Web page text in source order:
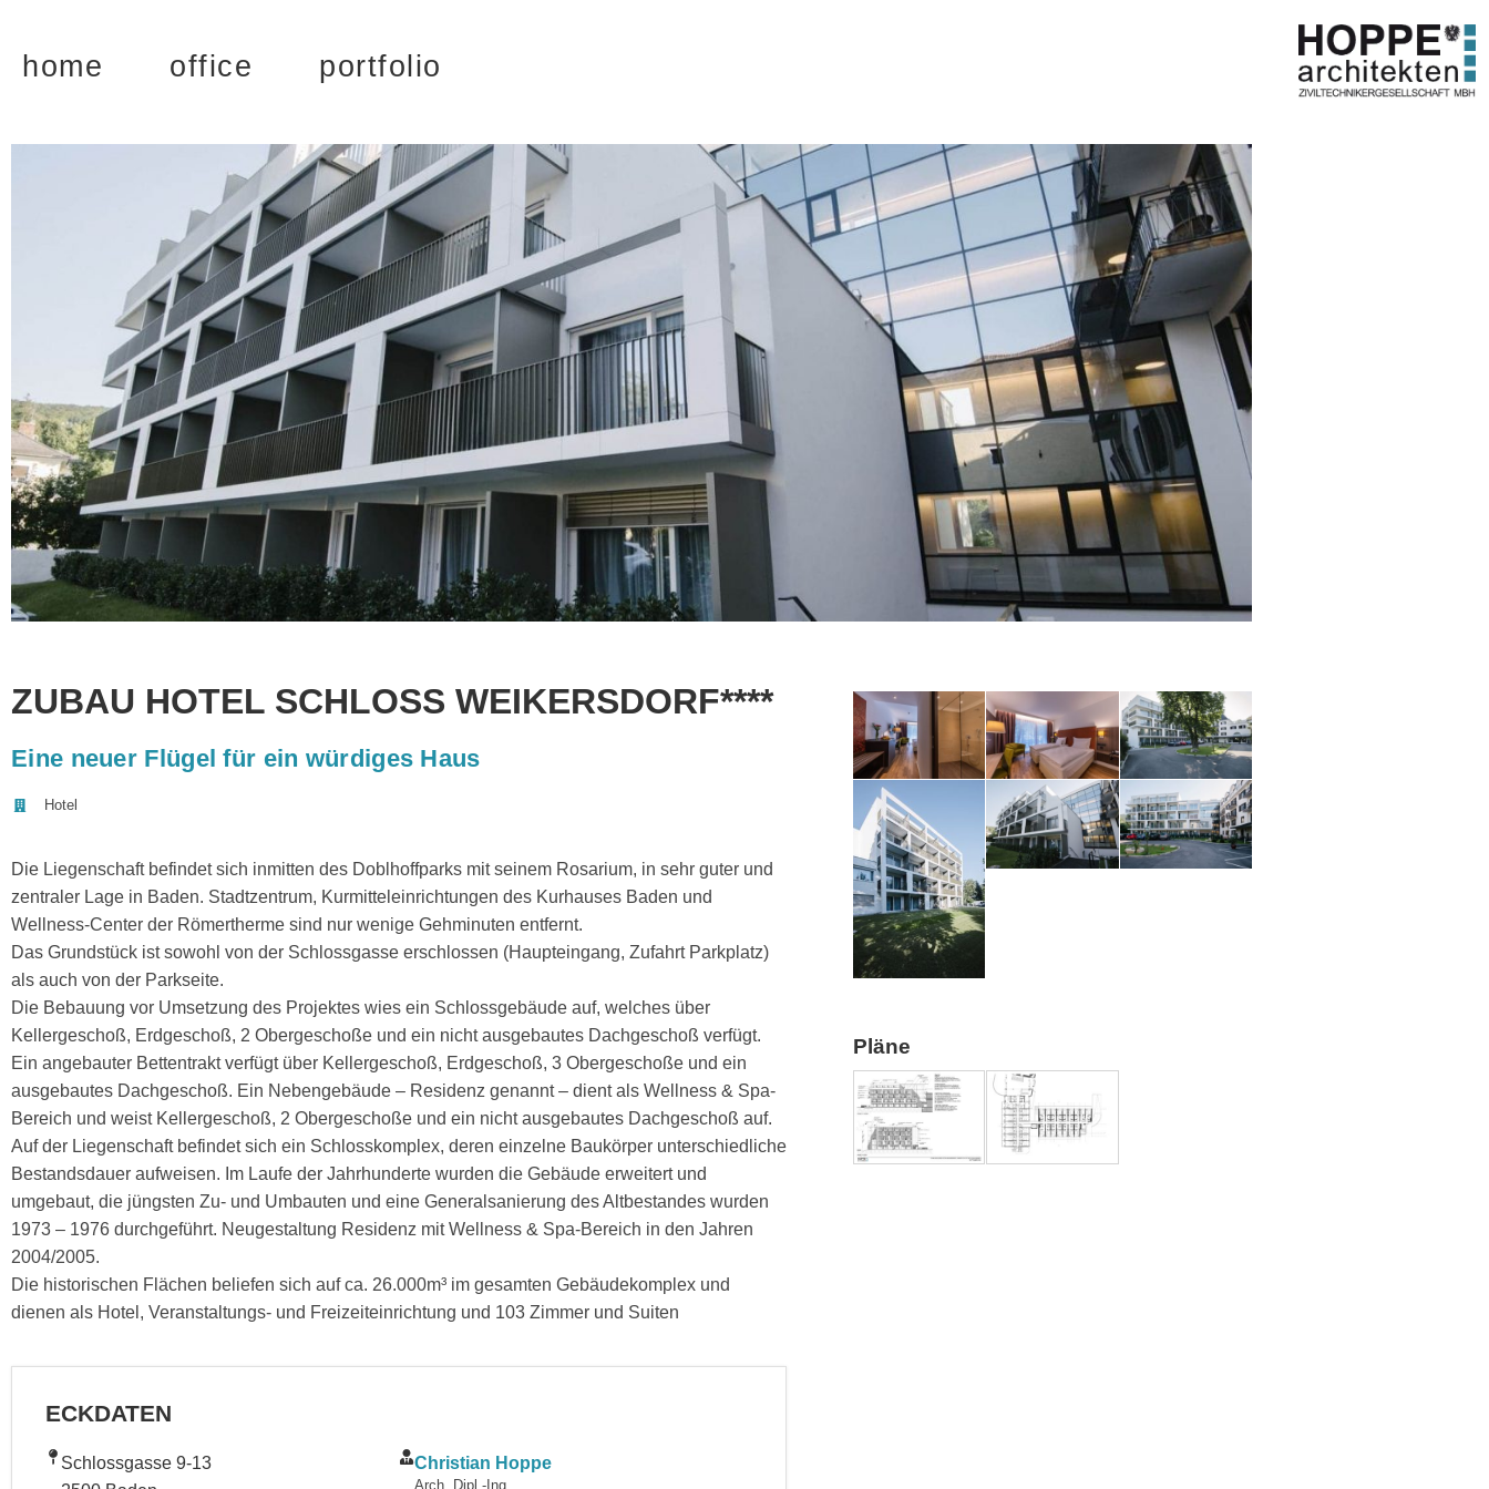
home office portfolio
ZUBAU HOTEL SCHLOSS WEIKERSDORF****
Eine neuer Flügel für ein würdiges Haus
Hotel
Die Liegenschaft befindet sich inmitten des Doblhoffparks mit seinem Rosarium, in sehr guter und
zentraler Lage in Baden. Stadtzentrum, Kurmitteleinrichtungen des Kurhauses Baden und
Wellness-Center der Römertherme sind nur wenige Gehminuten entfernt.
Das Grundstück ist sowohl von der Schlossgasse erschlossen (Haupteingang, Zufahrt Parkplatz)
als auch von der Parkseite.
Die Bebauung vor Umsetzung des Projektes wies ein Schlossgebäude auf, welches über
Kellergeschoß, Erdgeschoß, 2 Obergeschoße und ein nicht ausgebautes Dachgeschoß verfügt.
Ein angebauter Bettentrakt verfügt über Kellergeschoß, Erdgeschoß, 3 Obergeschoße und ein
ausgebautes Dachgeschoß. Ein Nebengebäude – Residenz genannt – dient als Wellness & Spa-
Bereich und weist Kellergeschoß, 2 Obergeschoße und ein nicht ausgebautes Dachgeschoß auf.
Auf der Liegenschaft befindet sich ein Schlosskomplex, deren einzelne Baukörper unterschiedliche
Bestandsdauer aufweisen. Im Laufe der Jahrhunderte wurden die Gebäude erweitert und
umgebaut, die jüngsten Zu- und Umbauten und eine Generalsanierung des Altbestandes wurden
1973 – 1976 durchgeführt. Neugestaltung Residenz mit Wellness & Spa-Bereich in den Jahren
2004/2005.
Die historischen Flächen beliefen sich auf ca. 26.000m³ im gesamten Gebäudekomplex und
dienen als Hotel, Veranstaltungs- und Freizeiteinrichtung und 103 Zimmer und Suiten
ECKDATEN
Schlossgasse 9-13
Christian Hoppe
Arch. Dipl.-Ing.
Pläne